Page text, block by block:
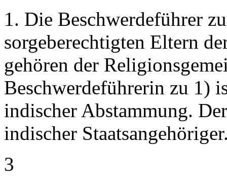
1. Die Beschwerdeführer
sorgeberechtigten Eltern
gehören der
Beschwerdeführerin zu 1)
indischer Abstammung.
indischer
3